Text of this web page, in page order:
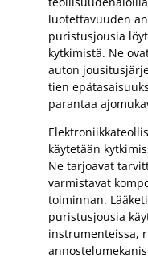
luotettavuuden
puristusjousia
kytkimistä. Ne
auton
tien
parantaa
käytetään
Ne tarjoavat
varmistavat
toiminnan.
puristusjousia
instrumenteissa,